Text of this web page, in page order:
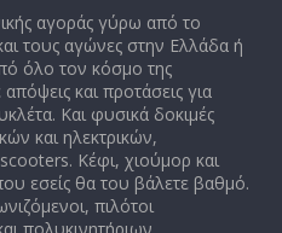
αγοράς γύρω από το
τους αγώνες στην Ελλάδα ή
όλο τον κόσμο της
και προτάσεις για
Και φυσικά δοκιμές
και ηλεκτρικών,
Κέφι, χιούμορ και
εσείς θα του βάλετε βαθμό.
πιλότοι
πολυκινητήριων